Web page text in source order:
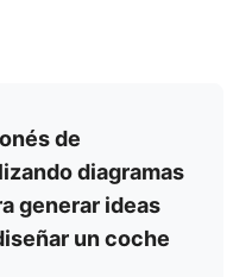
de
diagramas
generar ideas
un coche